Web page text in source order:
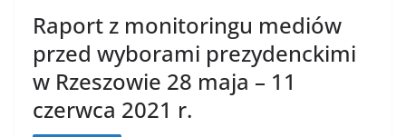
Raport z monitoringu mediów
przed wyborami prezydenckimi
w Rzeszowie 28 maja – 11
czerwca 2021 r.